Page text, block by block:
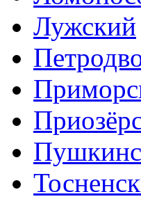
Лужский